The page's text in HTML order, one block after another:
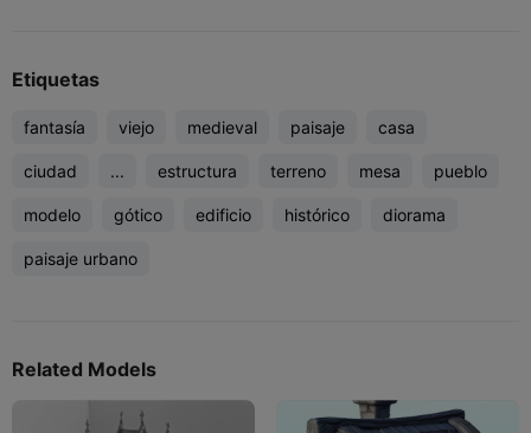
Etiquetas
fantasía viejo medieval paisaje casa
ciudad ... estructura terreno mesa pueblo
modelo gótico edificio histórico diorama
paisaje urbano
Related Models